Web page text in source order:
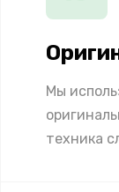
Мы
техника